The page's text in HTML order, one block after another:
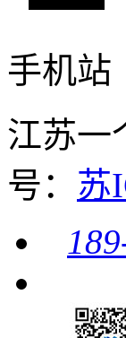
手机站
江苏一
号： 苏